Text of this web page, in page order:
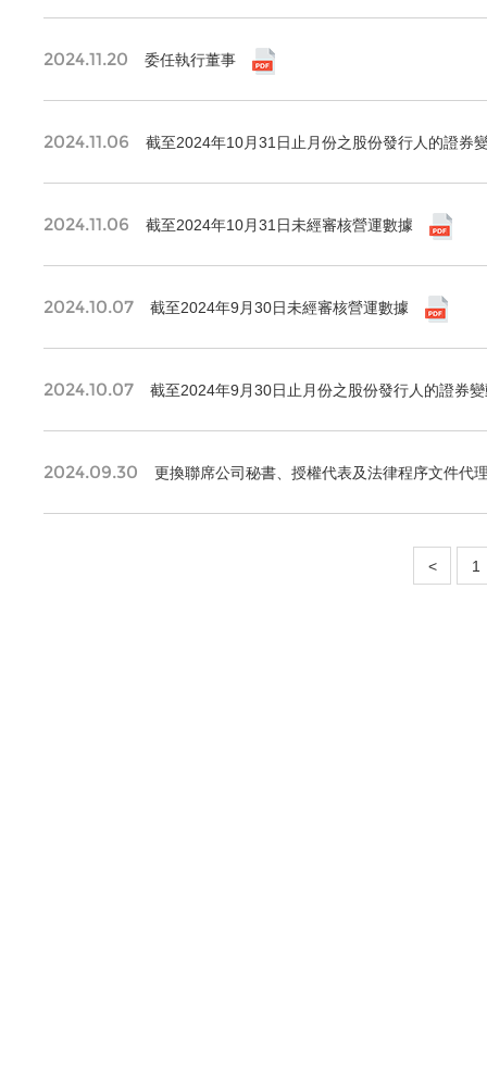
2024.11.20 委任執行董事
2024.11.06 截至2024年10月31日止月份之股份發行人的證券
2024.11.06 截至2024年10月31日未經審核營運數據
2024.10.07 截至2024年9月30日未經審核營運數據
2024.10.07 截至2024年9月30日止月份之股份發行人的證券
2024.09.30 更換聯席公司秘書、授權代表及法律程序文件代
< 1